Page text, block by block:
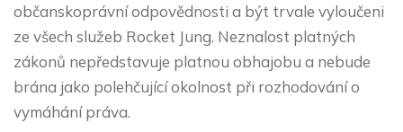
občanskoprávní odpovědnosti a být trvale vyloučeni
ze všech služeb Rocket Jung. Neznalost platných
zákonů nepředstavuje platnou obhajobu a nebude
brána jako polehčující okolnost při rozhodování o
vymáhání práva.